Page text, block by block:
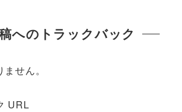
へのトラックバック
せん。
URL